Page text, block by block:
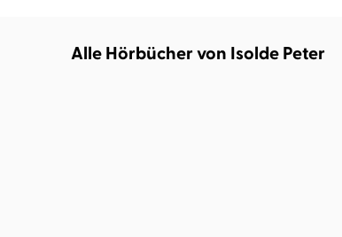
Alle Hörbücher von Isolde Peter